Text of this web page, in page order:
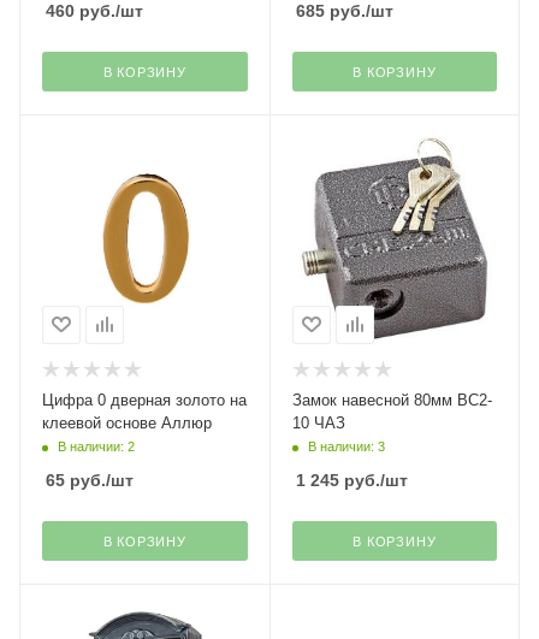
460 руб./шт
В КОРЗИНУ
685руб./шт
В КОРЗИНУ
Цифра 0 дверная золото на
клеевой основе Аллюр
В наличии: 2
65 руб./шт
В КОРЗИНУ
Замок навесной 80мм ВС2-
10 ЧАЗ
В наличии: 3
1 245руб./шт
В КОРЗИНУ